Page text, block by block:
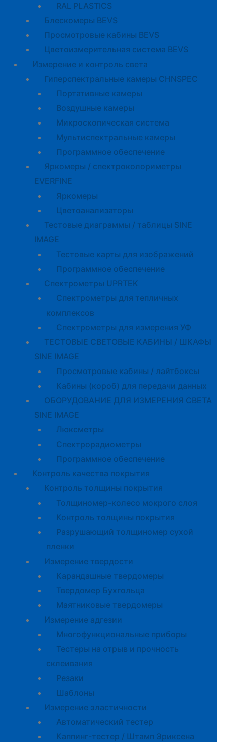
RAL PLASTICS
Блескомеры BEVS
Просмотровые кабины BEVS
Цветоизмерительная система BEVS
Измерение и контроль света
Гиперспектральные камеры CHNSPEC
Портативные камеры
Воздушные камеры
Микроскопическая система
Мультиспектральные камеры
Программное обеспечение
Яркомеры / спектроколориметры
EVERFINE
Яркомеры
Цветоанализаторы
Тестовые диаграммы / таблицы SINE
IMAGE
Тестовые карты для изображений
Программное обеспечение
Спектрометры UPRTEK
Спектрометры для тепличных
комплексов
Спектрометры для измерения УФ
ТЕСТОВЫЕ СВЕТОВЫЕ КАБИНЫ / ШКАФЫ
SINE IMAGE
Просмотровые кабины / лайтбоксы
Кабины (короб) для передачи данных
ОБОРУДОВАНИЕ ДЛЯ ИЗМЕРЕНИЯ СВЕТА
SINE IMAGE
Люксметры
Спектрорадиометры
Программное обеспечение
Контроль качества покрытия
Контроль толщины покрытия
Толщиномер-колесо мокрого слоя
Контроль толщины покрытия
Разрушающий толщиномер сухой
пленки
Измерение твердости
Карандашные твердомеры
Твердомер Бухгольца
Маятниковые твердомеры
Измерение адгезии
Многофункциональные приборы
Тестеры на отрыв и прочность
склеивания
Резаки
Шаблоны
Измерение эластичности
Автоматический тестер
Каппинг-тестер / Штамп Эриксена